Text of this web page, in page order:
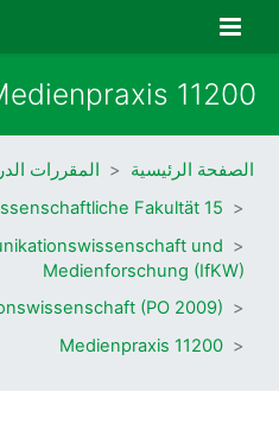
واجهة جانبية
11200 Medienpraxis
الصفحة الرئيسية المقررات
15 Sozialwissenschaftliche Fakultät
und
Medienforschung (IfKW)
(PO 2009)
11200 Medienpraxis